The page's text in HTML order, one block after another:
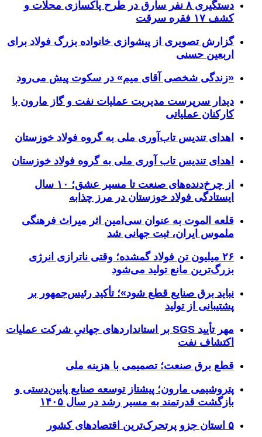
دستگیری ۸ نفر سارق در طرح پاکسازی محلات و
کشف ۱۷ فقره سرقت
گزارش تصویری از پیشوازی خانواده بزرگ فولاد برای
اربعین حسنی
«زندگی شخصی آقای میم» در سکوت پیش می‌رود
دیدار سرپرست مدیریت عملیات نفت و گاز مارون با
کارکنان عملیاتی
اهدای تندیس تاب‌آوری ملی به گروه فولاد خوزستان
اهدای تندیس تاب آوری ملی به گروه فولاد خوزستان
از چرخ‌دنده‌های صنعت تا مسیر عشق؛ ۱۰ سال
ایستادگی فولاد خوزستان در مرز چذابه
قلعه الموت به عنوان سی‌امین اثر میراث‌ فرهنگی
ملموس ایران، ثبت جهانی شد
۲۶ میلیون تن فولاد گمشده؛ وقتی ناترازی انرژی
بزرگ‌ترین مانع تولید می‌شود
نباید برق صنایع قطع شود»؛ تأکید رئیس‌جمهور بر
پشتیبانی از تولید
مهر تأیید SGS بر استانداردهای جهانیِ شرکت عملیات
اکتشاف نفت
قطع برق صنعت؛ تصمیمی با هزینه ملی
پتروشیمی مارون؛ پیشتاز توسعه صنایع پایین‌دستی و
بازگشت قدرتمند به مسیر رشد در سال ۱۴۰۵
۵ استان جزو پرتحرک‌ترین اقتصاد‌های کشور